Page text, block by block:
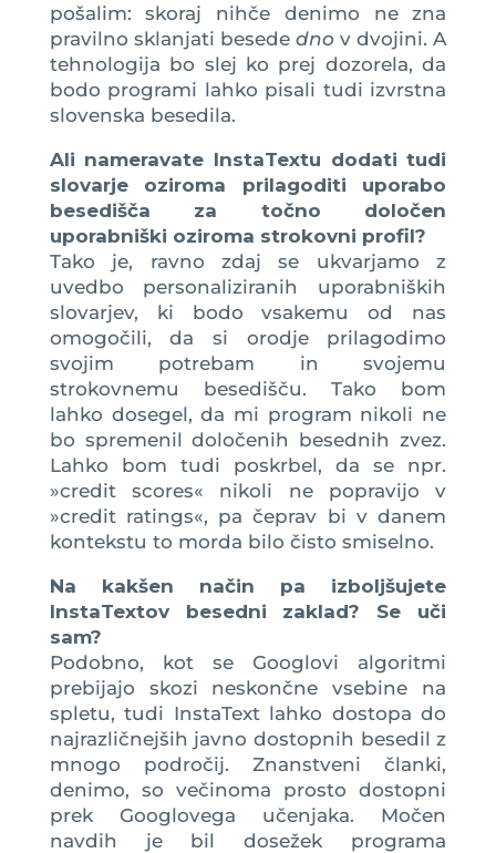
pošalim: skoraj nihče denimo ne zna
pravilno sklanjati besede dno v dvojini. A
tehnologija bo slej ko prej dozorela, da
bodo programi lahko pisali tudi izvrstna
slovenska besedila.
Ali nameravate InstaTextu dodati tudi
slovarje oziroma prilagoditi uporabo
besedišča za točno določen
uporabniški oziroma strokovni profil?
Tako je, ravno zdaj se ukvarjamo z
uvedbo personaliziranih uporabniških
slovarjev, ki bodo vsakemu od nas
omogočili, da si orodje prilagodimo
svojim potrebam in svojemu
strokovnemu besedišču. Tako bom
lahko dosegel, da mi program nikoli ne
bo spremenil določenih besednih zvez.
Lahko bom tudi poskrbel, da se npr.
»credit scores« nikoli ne popravijo v
»credit ratings«, pa čeprav bi v danem
kontekstu to morda bilo čisto smiselno.
Na kakšen način pa izboljšujete
InstaTextov besedni zaklad? Se uči
sam?
Podobno, kot se Googlovi algoritmi
prebijajo skozi neskončne vsebine na
spletu, tudi InstaText lahko dostopa do
najrazličnejših javno dostopnih besedil z
mnogo področij. Znanstveni članki,
denimo, so večinoma prosto dostopni
prek Googlovega učenjaka. Močen
navdih je bil dosežek programa